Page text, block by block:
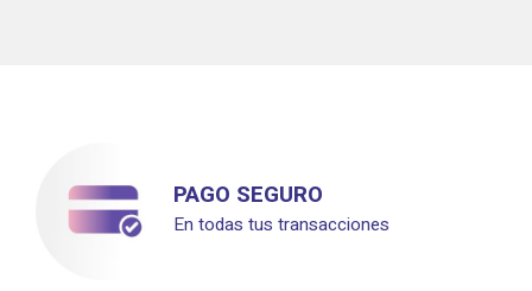
PAGO SEGURO
En todas tus transacciones